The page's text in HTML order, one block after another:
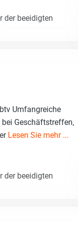
der beeidigten
Umfangreiche
Geschäftstreffen,
Lesen Sie mehr ...
der beeidigten